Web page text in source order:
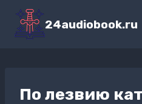
Перейти
содержимому
24audiobook.ru
По лезвию